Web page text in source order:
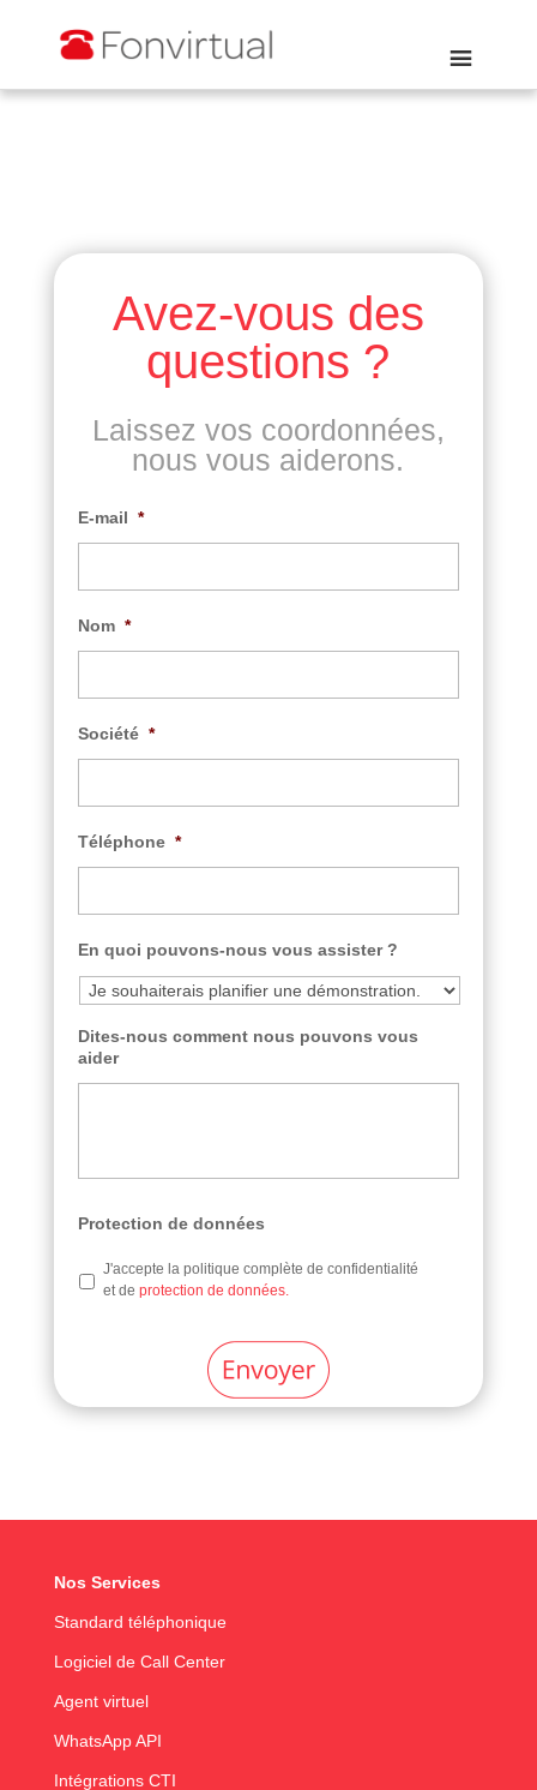
Avez-vous des
questions ?
Laissez vos coordonnées,
nous vous aiderons.
E-mail *
Nom *
Société *
Téléphone *
En quoi pouvons-nous vous assister ?
Dites-nous comment nous pouvons vous
aider
Protection de données
J'accepte la politique complète de confidentialité
et de protection de données.
Nos Services
Standard téléphonique
Logiciel de Call Center
Agent virtuel
WhatsApp API
Intégrations CTI